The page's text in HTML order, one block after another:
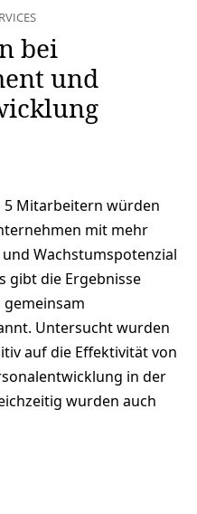
bei
und
5 Mitarbeitern würden
mit mehr
Wachstumspotenzial
gibt die Ergebnisse
Untersucht wurden
auf die Effektivität von
in der
wurden auch